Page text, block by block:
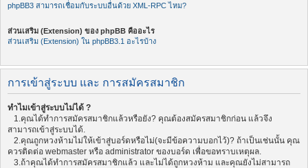
phpBB3 สามารถเชื่อมกับระบบอื่นด้วย XML-RPC ไหม?
ส่วนเสริม (Extension) ของ phpBB คืออะไร
ส่วนเสริม (Extension) ใน phpBB3.1 อะไรบ้าง
การเข้าสู่ระบบ และ การสมัครสมาชิก
ทำไมเข้าสู่ระบบไม่ได้ ?
1.คุณได้ทำการสมัครสมาชิกแล้วหรือยัง? คุณต้องสมัครสมาชิกก่อน แล้วจึง
สามารถเข้าสู่ระบบได้.
2.คุณถูกหวงห้ามไม่ให้เข้าสู่บอร์ดหรือไม่(จะมีข้อความบอกไว้)? ถ้าเป็นเช่นนั้น คุณ
ควรติดต่อ webmaster หรือ administrator ของบอร์ด เพื่อขอทราบเหตุผล.
3.ถ้าคุณได้ทำการสมัครสมาชิกแล้ว และไม่ได้ถูกหวงห้าม และคุณยังไม่สามารถ